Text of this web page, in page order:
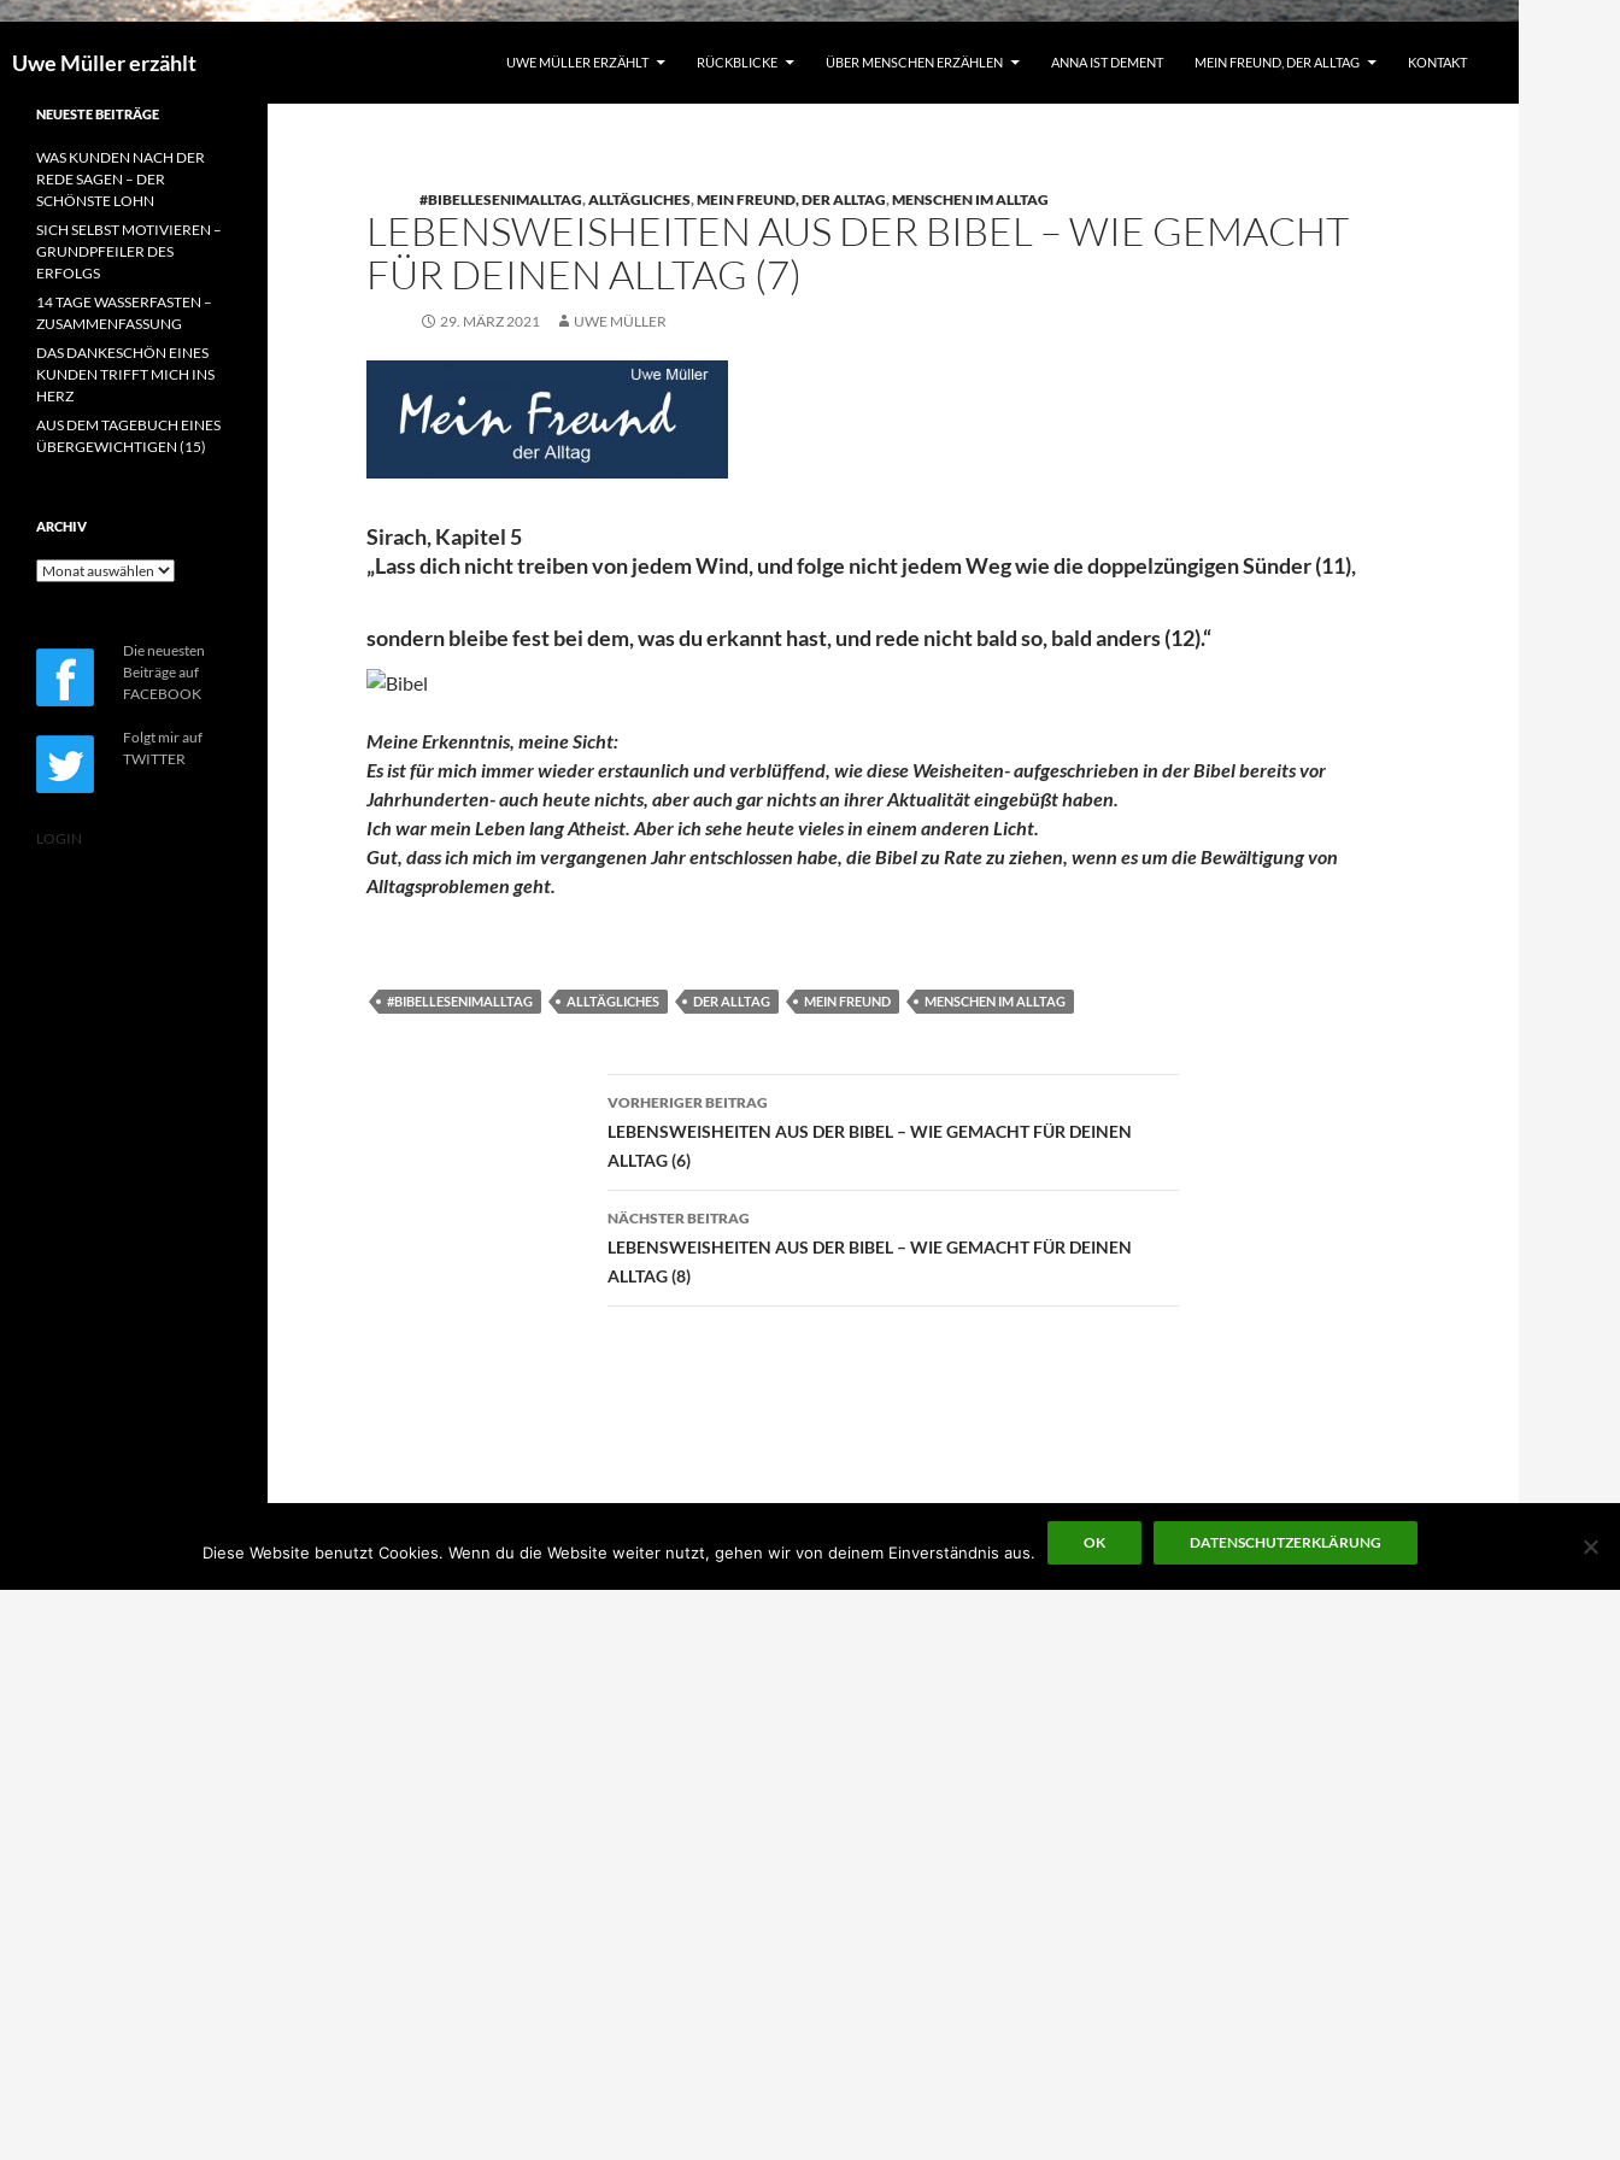
Uwe Müller erzählt UWE MÜLLER ERZÄHLT RÜCKBLICKE ÜBER MENSCHEN ERZÄHLEN ANNA IST DEMENT MEIN FREUND, DER ALLTAG KONTAKT
#BIBELLESENIMALLTAG,ALLTÄGLICHES,MEIN FREUND, DER ALLTAG,MENSCHEN IM ALLTAG
LEBENSWEISHEITEN AUS DER BIBEL – WIE GEMACHT
FÜR DEINEN ALLTAG (7)
29. MÄRZ 2021 UWE MÜLLER
Sirach, Kapitel 5
„Lass dich nicht treiben von jedem Wind, und folge nicht jedem Weg wie die doppelzüngigen Sünder (11),
sondern bleibe fest bei dem, was du erkannt hast, und rede nicht bald so, bald anders (12).“
Meine Erkenntnis, meine Sicht:
Es ist für mich immer wieder erstaunlich und verblüffend, wie diese Weisheiten- aufgeschrieben in der Bibel bereits vor
Jahrhunderten- auch heute nichts, aber auch gar nichts an ihrer Aktualität eingebüßt haben.
Ich war mein Leben lang Atheist. Aber ich sehe heute vieles in einem anderen Licht.
Gut, dass ich mich im vergangenen Jahr entschlossen habe, die Bibel zu Rate zu ziehen, wenn es um die Bewältigung von
Alltagsproblemen geht.
#BIBELLESENIMALLTAG ALLTÄGLICHES DER ALLTAG MEIN FREUND MENSCHEN IM ALLTAG
Beitragsnavigation
VORHERIGER BEITRAG
LEBENSWEISHEITEN AUS DER BIBEL – WIE GEMACHT FÜR DEINEN
ALLTAG (6)
NÄCHSTER BEITRAG
LEBENSWEISHEITEN AUS DER BIBEL – WIE GEMACHT FÜR DEINEN
ALLTAG (8)
NEUESTE BEITRÄGE
WAS KUNDEN NACH DER
REDE SAGEN – DER
SCHÖNSTE LOHN
SICH SELBST MOTIVIEREN –
GRUNDPFEILER DES
ERFOLGS
14 TAGE WASSERFASTEN –
ZUSAMMENFASSUNG
DAS DANKESCHÖN EINES
KUNDEN TRIFFT MICH INS
HERZ
AUS DEM TAGEBUCH EINES
ÜBERGEWICHTIGEN (15)
ARCHIV
Archiv
Die neuesten
Beiträge auf
FACEBOOK
Folgt mir auf
TWITTER
LOGIN
Diese Website benutzt Cookies. Wenn du die Website weiter nutzt, gehen wir von deinem Einverständnis aus.
OK DATENSCHUTZERKLÄRUNG